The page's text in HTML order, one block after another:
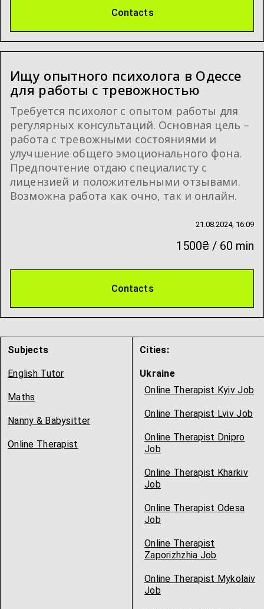
Contacts
Ищу опытного психолога в Одессе
для работы с тревожностью
Требуется психолог с опытом работы для
регулярных консультаций. Основная цель –
работа с тревожными состояниями и
улучшение общего эмоционального фона.
Предпочтение отдаю специалисту с
лицензией и положительными отзывами.
Возможна работа как очно, так и онлайн.
21.08.2024, 16:09
1500₴ / 60 min
Contacts
Subjects
English Tutor
Maths
Nanny & Babysitter
Online Therapist
Cities:
Ukraine
Online Therapist Kyiv Job
Online Therapist Lviv Job
Online Therapist Dnipro
Job
Online Therapist Kharkiv
Job
Online Therapist Odesa
Job
Online Therapist
Zaporizhzhia Job
Online Therapist Mykolaiv
Job